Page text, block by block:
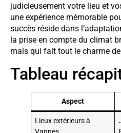
judicieusement votre lieu et
une expérience mémorable
succès réside dans
la prise en compte du climat
mais qui fait tout le charme
Tableau
Aspect
Lieux extérieurs à